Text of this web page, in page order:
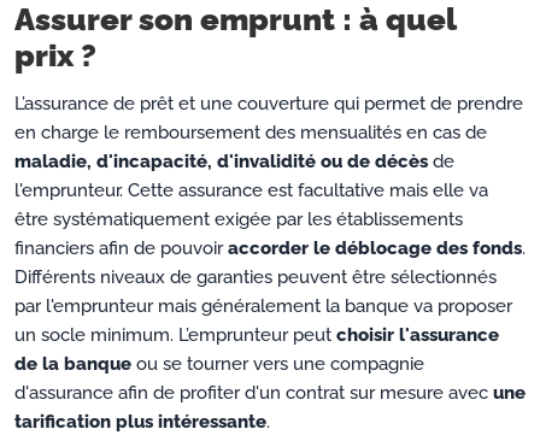
Assurer son emprunt : à quel
prix ?
L’assurance de prêt et une couverture qui permet de prendre
en charge le remboursement des mensualités en cas de
maladie, d'incapacité, d'invalidité ou de décès de
l'emprunteur. Cette assurance est facultative mais elle va
être systématiquement exigée par les établissements
financiers afin de pouvoiraccorder le déblocage des fonds.
Différents niveaux de garanties peuvent être sélectionnés
par l'emprunteur mais généralement la banque va proposer
un socle minimum. L’emprunteur peut choisir l'assurance
de la banque ou se tourner vers une compagnie
d'assurance afin de profiter d'un contrat sur mesure avec une
tarification plus intéressante.